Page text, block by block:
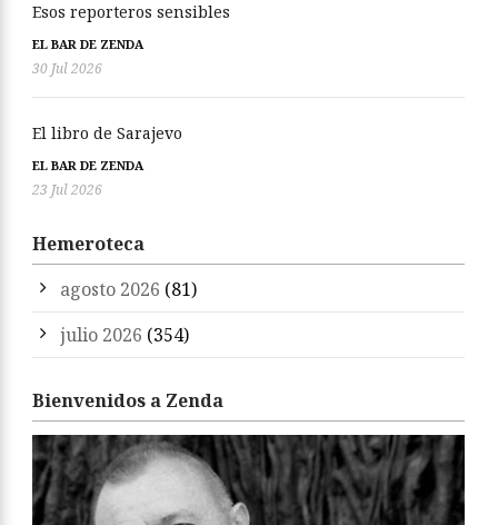
Esos reporteros sensibles
EL BAR DE ZENDA
30 Jul 2026
El libro de Sarajevo
EL BAR DE ZENDA
23 Jul 2026
Hemeroteca
agosto 2026 (81)
julio 2026 (354)
Bienvenidos a Zenda